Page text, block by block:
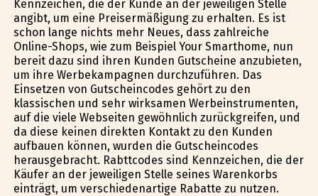
Kennzeichen, die der Kunde an der jeweiligen Stelle
angibt, um eine Preisermäßigung zu erhalten. Es ist
schon lange nichts mehr Neues, dass zahlreiche
Online-Shops, wie zum Beispiel Your Smarthome, nun
bereit dazu sind ihren Kunden Gutscheine anzubieten,
um ihre Werbekampagnen durchzuführen. Das
Einsetzen von Gutscheincodes gehört zu den
klassischen und sehr wirksamen Werbeinstrumenten,
auf die viele Webseiten gewöhnlich zurückgreifen, und
da diese keinen direkten Kontakt zu den Kunden
aufbauen können, wurden die Gutscheincodes
herausgebracht. Rabttcodes sind Kennzeichen, die der
Käufer an der jeweiligen Stelle seines Warenkorbs
einträgt, um verschiedenartige Rabatte zu nutzen.